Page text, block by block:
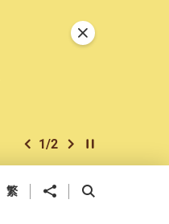
上一个
1/2 下一个开始/暂停幻灯
关闭特別通告
繁 分享到 开启搜寻框